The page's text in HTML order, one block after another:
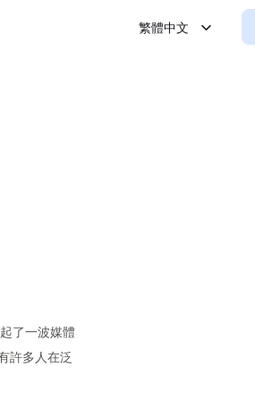
繁體中文
了一波媒體
許多人在泛